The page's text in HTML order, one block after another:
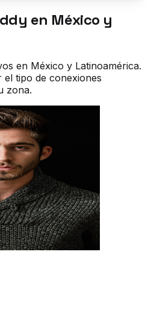
en México y
en México y Latinoamérica.
tipo de conexiones
zona.